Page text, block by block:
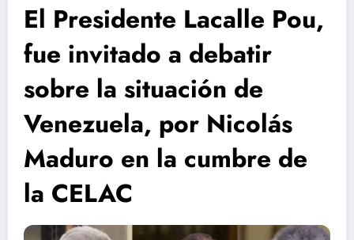
El Presidente Lacalle Pou,
fue invitado a debatir
sobre la situación de
Venezuela, por Nicolás
Maduro en la cumbre de
la CELAC